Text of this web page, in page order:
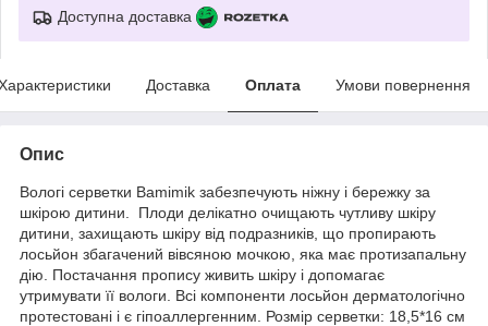
Доступна доставка
Доставка Оплата Умови повернення
Опис
Вологі серветки Bamimik забезпечують ніжну і бережку за
шкірою дитини. Плоди делікатно очищають чутливу шкіру
дитини, захищають шкіру від подразників, що пропирають
лосьйон збагачений вівсяною мочкою, яка має протизапальну
дію. Постачання пропису живить шкіру і допомагає
утримувати її вологи. Всі компоненти лосьйон дерматологічно
протестовані і є гіпоаллергенним. Розмір серветки: 18,5*16 см